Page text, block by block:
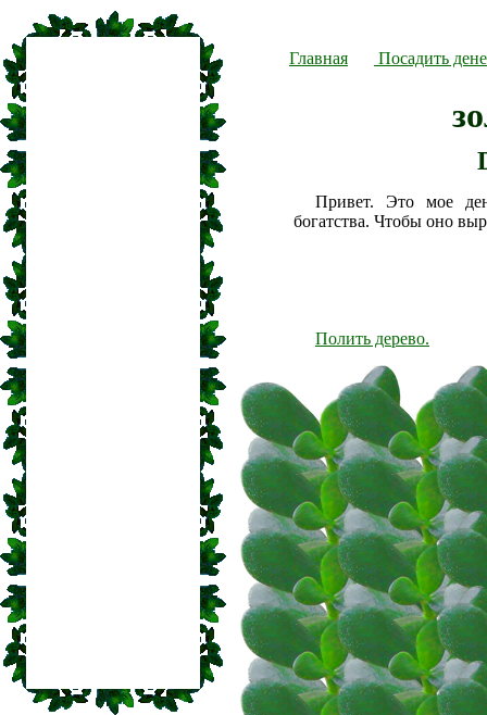
Главная Посадить
Привет. Это мое
богатства. Чтобы оно
Полить дерево.